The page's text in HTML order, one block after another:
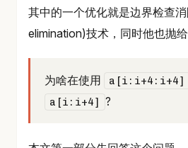
其中的一个优化就是边界检查
elimination)技术，同时他也抛
为啥在使用 a[i:i+4:i+4]
a[i:i+4] ?